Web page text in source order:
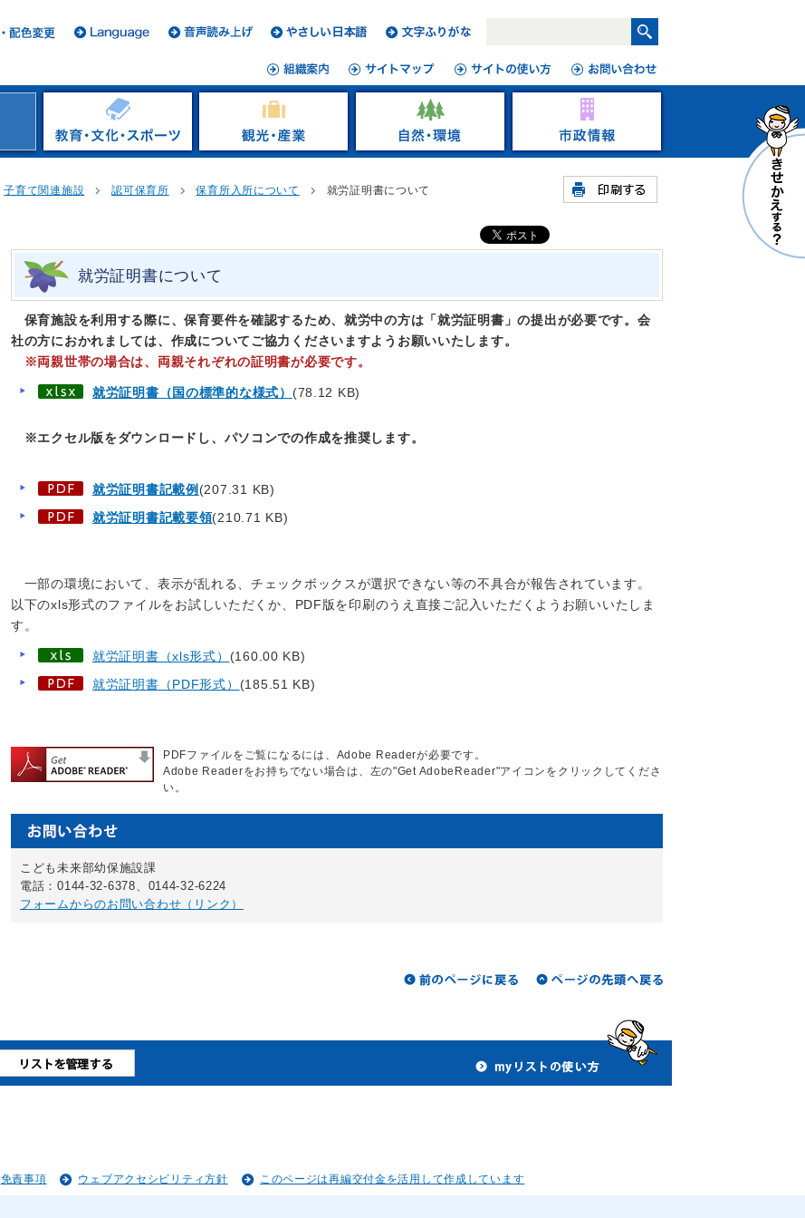
子育て関連施設 認可保育所 保育所入所について 就労証明書について
就労証明書について
保育施設を利用する際に、保育要件を確認するため、就労中の方は「就労証明書」の提出が必要です。会
社の方におかれましては、作成についてご協力くださいますようお願いいたします。
※両親世帯の場合は、両親それぞれの証明書が必要です。
就労証明書（国の標準的な様式） (78.12 KB)
※エクセル版をダウンロードし、パソコンでの作成を推奨します。
就労証明書記載例 (207.31 KB)
就労証明書記載要領(210.71 KB)
一部の環境において、表示が乱れる、チェックボックスが選択できない等の不具合が報告されています。
以下のxls形式のファイルをお試しいただくか、PDF版を印刷のうえ直接ご記入いただくようお願いいたしま
す。
就労証明書（xls形式） (160.00 KB)
就労証明書（PDF形式） (185.51 KB)
PDFファイルをご覧になるには、Adobe Readerが必要です。
Adobe Readerをお持ちでない場合は、左の"Get AdobeReader"アイコンをクリックしてくださ
い。
こども未来部幼保施設課
電話：0144-32-6378、0144-32-6224
フォームからのお問い合わせ（リンク）
免責事項 ウェブアクセシビリティ方針 このページは再編交付金を活用して作成しています